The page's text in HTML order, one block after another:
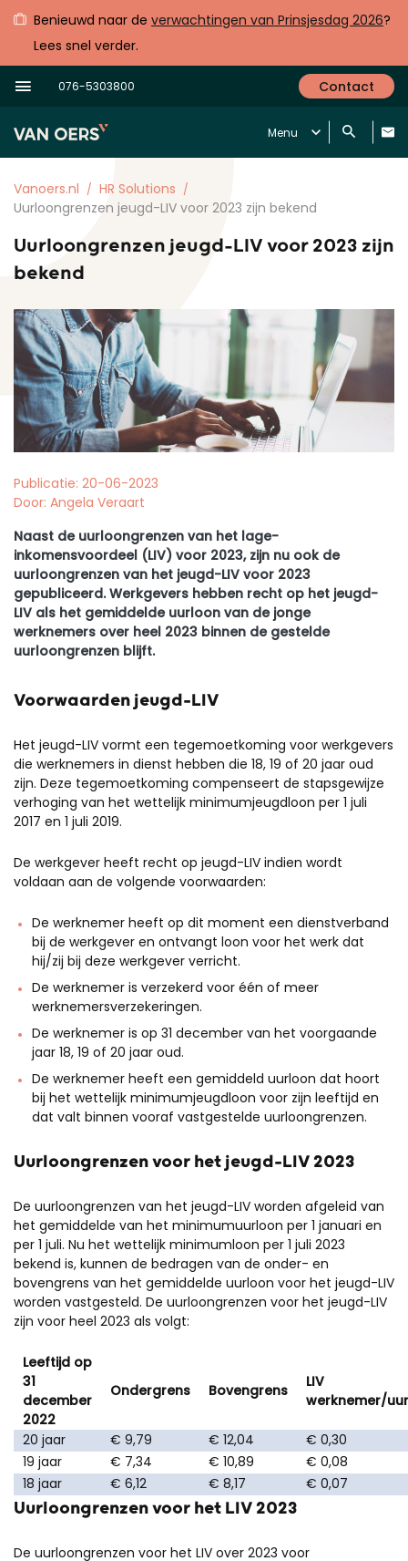
Benieuwd naar de verwachtingen van Prinsjesdag 2026?
Lees snel verder.
076-5303800 Contact
Menu
Vanoers.nl
HR Solutions
Uurloongrenzen jeugd-LIV voor 2023 zijn bekend
Uurloongrenzen jeugd-LIV voor 2023 zijn
bekend
Publicatie: 20-06-2023
Door: Angela Veraart
Naast de uurloongrenzen van het lage-
inkomensvoordeel (LIV) voor 2023, zijn nu ook de
uurloongrenzen van het jeugd-LIV voor 2023
gepubliceerd. Werkgevers hebben recht op het jeugd-
LIV als het gemiddelde uurloon van de jonge
werknemers over heel 2023 binnen de gestelde
uurloongrenzen blijft.
Voorwaarden jeugd-LIV
Het jeugd-LIV vormt een tegemoetkoming voor werkgevers
die werknemers in dienst hebben die 18, 19 of 20 jaar oud
zijn. Deze tegemoetkoming compenseert de stapsgewijze
verhoging van het wettelijk minimumjeugdloon per 1 juli
2017 en 1 juli 2019.
De werkgever heeft recht op jeugd-LIV indien wordt
voldaan aan de volgende voorwaarden:
De werknemer heeft op dit moment een dienstverband
bij de werkgever en ontvangt loon voor het werk dat
hij/zij bij deze werkgever verricht.
De werknemer is verzekerd voor één of meer
werknemersverzekeringen.
De werknemer is op 31 december van het voorgaande
jaar 18, 19 of 20 jaar oud.
De werknemer heeft een gemiddeld uurloon dat hoort
bij het wettelijk minimumjeugdloon voor zijn leeftijd en
dat valt binnen vooraf vastgestelde uurloongrenzen.
Uurloongrenzen voor het jeugd-LIV 2023
De uurloongrenzen van het jeugd-LIV worden afgeleid van
het gemiddelde van het minimumuurloon per 1 januari en
per 1 juli. Nu het wettelijk minimumloon per 1 juli 2023
bekend is, kunnen de bedragen van de onder- en
bovengrens van het gemiddelde uurloon voor het jeugd-LIV
worden vastgesteld. De uurloongrenzen voor het jeugd-LIV
zijn voor heel 2023 als volgt:
Leeftijd op
31
december
2022
Ondergrens Bovengrens
LIV
werknemer/uur
20 jaar € 9,79 € 12,04
€ 0,30
19 jaar
€ 7,34 € 10,89
€ 0,08
18 jaar
€ 6,12 € 8,17 € 0,07
Uurloongrenzen voor het LIV 2023
De uurloongrenzen voor het LIV over 2023 voor